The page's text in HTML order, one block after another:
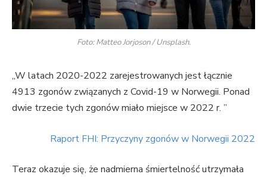
Foto: Matteo Jorjoson / Unsplash.
„W latach 2020-2022 zarejestrowanych jest łącznie
4913 zgonów związanych z Covid-19 w Norwegii. Ponad
dwie trzecie tych zgonów miało miejsce w 2022 r. ”
Raport FHI: Przyczyny zgonów w Norwegii 2022
Teraz okazuje się, że nadmierna śmiertelność utrzymała